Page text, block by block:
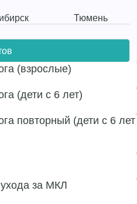
Тюмень
(взрослые)
(дети с 6 лет)
повторный (дети с 6 лет
за МКЛ